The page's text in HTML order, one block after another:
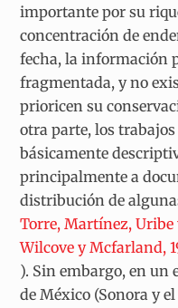
importante por su
concentración de
fecha, la información
fragmentada, y no
prioricen su
otra parte, los
básicamente
principalmente a
distribución de
Torre, Martínez, Uribe
Wilcove y Mcfarland,
). Sin embargo, en un
de México (Sonora y